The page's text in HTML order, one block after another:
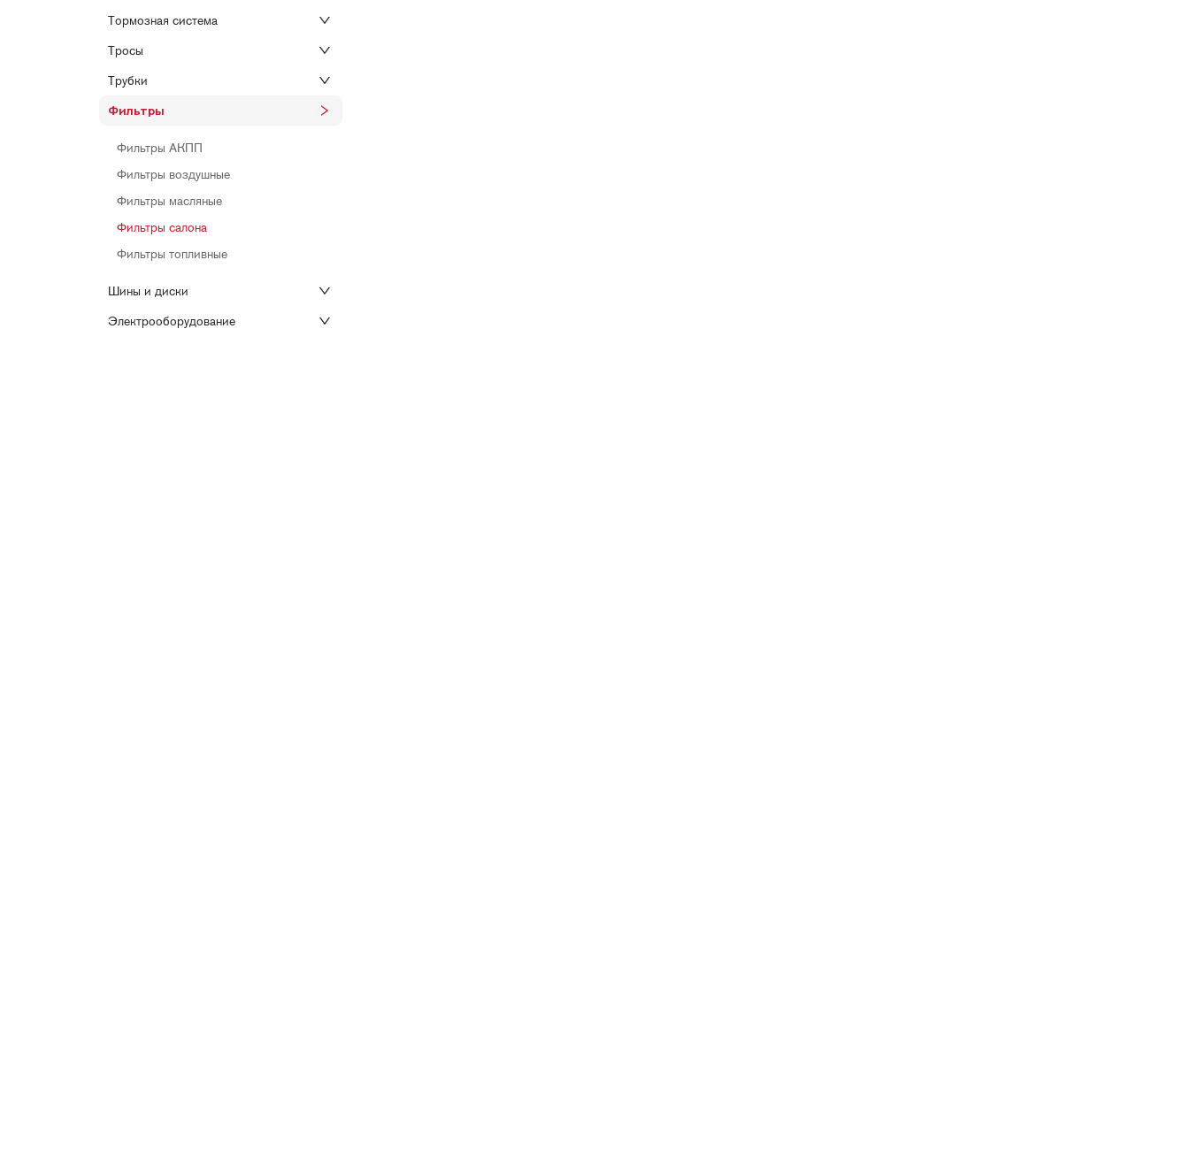
Тормозная система
Тросы
Трубки
Фильтры
Фильтры АКПП
Фильтры воздушные
Фильтры масляные
Фильтры салона
Фильтры топливные
Шины и диски
Электрооборудование